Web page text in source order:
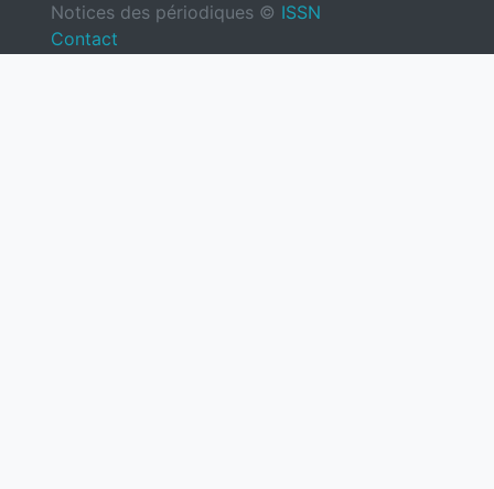
Notices des périodiques © ISSN
Contact